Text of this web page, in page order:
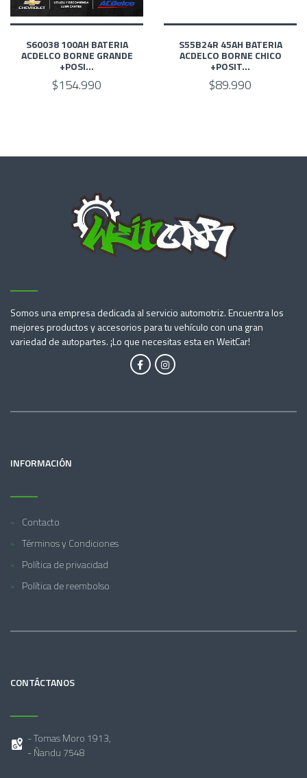
S60038 100AH BATERIA
ACDELCO BORNE GRANDE
+POSI...
$154.990
S55B24R 45AH BATERIA
ACDELCO BORNE CHICO
+POSIT...
$89.990
Somos una empresa dedicada al servicio automotriz. Encuentra los
mejores productos y accesorios para tu vehículo con una gran
variedad de autopartes. ¡Lo que necesitas esta en WeitCar!
INFORMACIÓN
Contacto
Términos y Condiciones
Política de privacidad
Política de reembolso
CONTÁCTANOS
- Tomas Moro 1913,
- Ñandu 7548